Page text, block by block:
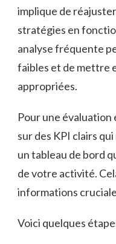
implique de
stratégies en
analyse fréquente
faibles et de mettre
appropriées.
Pour une
sur des KPI clairs
un tableau de bord
de votre activité.
informations
Voici quelques